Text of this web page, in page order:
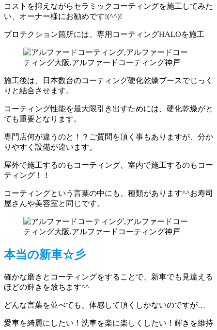
コストを抑えながらセラミックコーティングを施工してみた
い、オーナー様にお勧めです!(^^)!
プロテクション箇所には、専用コーティングHALOを施工
施工後は、日本数台のコーティング硬化乾燥ブースでじっく
りと結合させます。
コーティング性能を最大限引き出すためには、硬化乾燥がと
ても重要となります。
専門店何が違うのと！？ご質問を頂く事もありますが、分か
りやすく設備が違います。
屋外で施工するのもコーティング、室内で施工するのもコー
ティング！！
コーティングという言葉の中にも、種類があります^^お寿司
屋さんや美容室と同じです。
本当の新車☆彡
確かな磨きとコーティングをすることで、新車でも見違える
ほどの輝きを放ちます^^
どんな言葉を並べても、体感して頂くしかないのですが…
愛車を綺麗にしたい！洗車を楽に楽しくしたい！輝きを維持